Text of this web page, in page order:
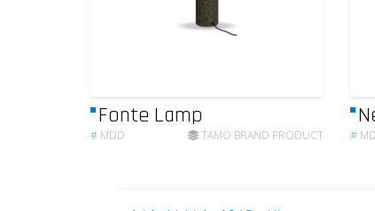
Fonte Lamp
# MDD TAMO BRAND PRODUCT #